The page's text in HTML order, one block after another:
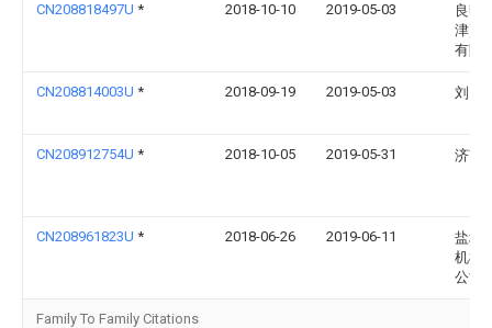
CN208818497U * 2018-10-10 2019-05-03
良明(
津)科
有限
CN208814003U * 2018-09-19 2019-05-03 刘雪
CN208912754U * 2018-10-05 2019-05-31 济南
CN208961823U * 2018-06-26 2019-06-11
盐城
机械
公司
Family To Family Citations